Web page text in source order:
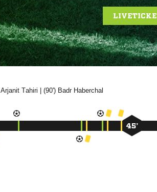
 | (90') 
45’